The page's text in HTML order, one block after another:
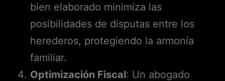
bien elaborado minimiza las
posibilidades de disputas entre los
herederos, protegiendo la armonía
familiar.
Optimización Fiscal: Un abogado